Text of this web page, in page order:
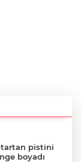
tartan pistini
boyadı